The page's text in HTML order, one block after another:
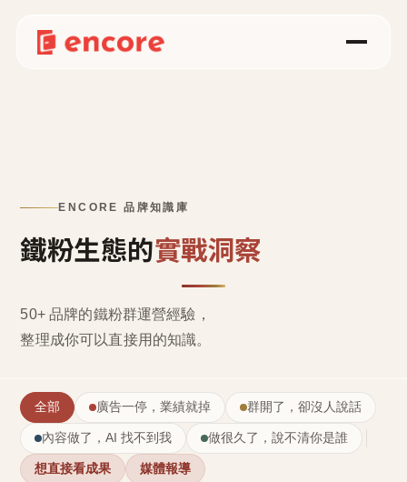
ENCORE 品牌知識庫
鐵粉生態的實戰洞察
50+ 品牌的鐵粉群運營經驗，
整理成你可以直接用的知識。
全部 廣告一停，業績就掉 群開了，卻沒人說話
內容做了，AI 找不到我 做很久了，說不清你是誰
想直接看成果 媒體報導